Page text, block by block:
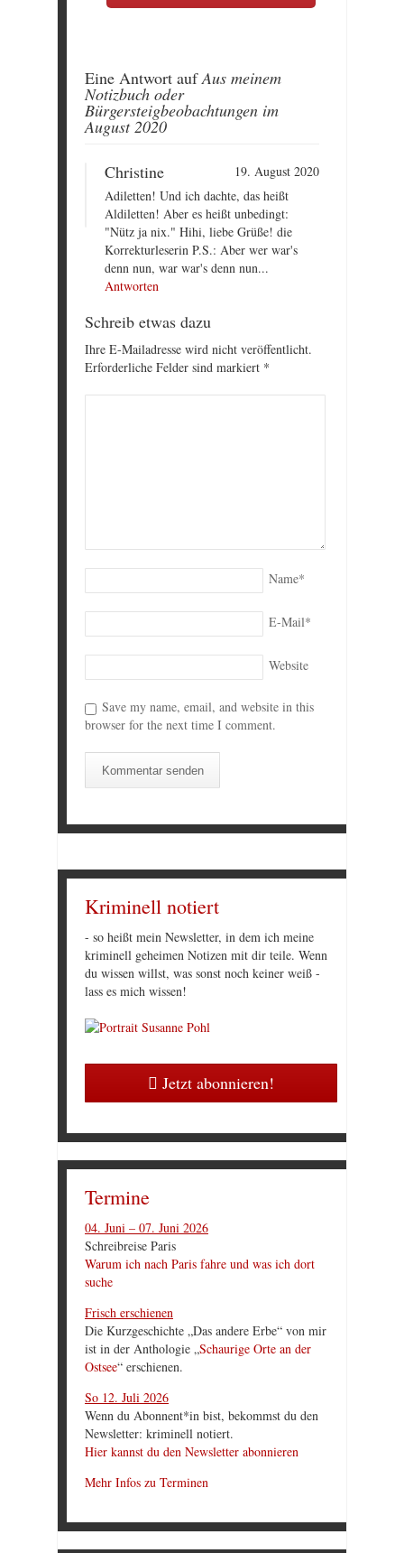
Eine Antwort aufAus meinem
Notizbuch oder
Bürgersteigbeobachtungen im
August 2020
Christine
19. August 2020
Adiletten! Und ich dachte, das heißt
Aldiletten! Aber es heißt unbedingt:
"Nütz ja nix." Hihi, liebe Grüße! die
Korrekturleserin P.S.: Aber wer war's
denn nun, war war's denn nun...
Antworten
Schreib etwas dazu
Ihre E-Mailadresse wird nicht veröffentlicht.
Erforderliche Felder sind markiert *
Name*
E-Mail*
Website
Save my name, email, and website in this
browser for the next time I comment.
Kriminell notiert
- so heißt mein Newsletter, in dem ich meine
kriminell geheimen Notizen mit dir teile. Wenn
du wissen willst, was sonst noch keiner weiß -
lass es mich wissen!
Jetzt abonnieren!
Termine
04. Juni – 07. Juni 2026
Schreibreise Paris
Warum ich nach Paris fahre und was ich dort
suche
Frisch erschienen
Die Kurzgeschichte „Das andere Erbe“ von mir
ist in der Anthologie „Schaurige Orte an der
Ostsee“ erschienen.
So 12. Juli 2026
Wenn du Abonnent*in bist, bekommst du den
Newsletter: kriminell notiert.
Hier kannst du den Newsletter abonnieren
Mehr Infos zu Terminen